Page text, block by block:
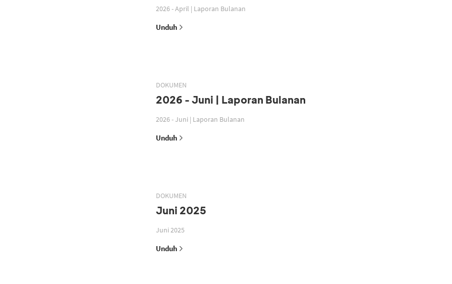
2026 - April | Laporan Bulanan
Unduh
DOKUMEN
2026 - Juni | Laporan Bulanan
2026 - Juni | Laporan Bulanan
Unduh
DOKUMEN
Juni 2025
Juni 2025
Unduh